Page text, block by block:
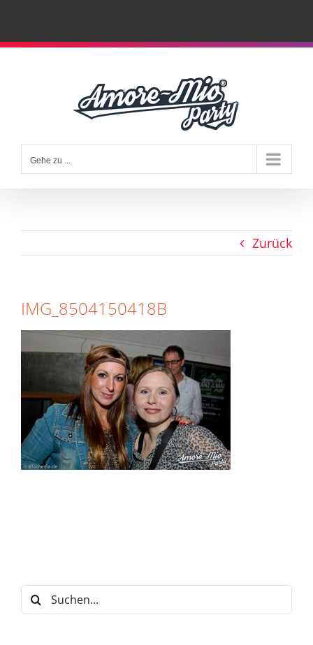
Zum
Gehe zu ...
Zurück
IMG_8504150418B
Suche
nach: